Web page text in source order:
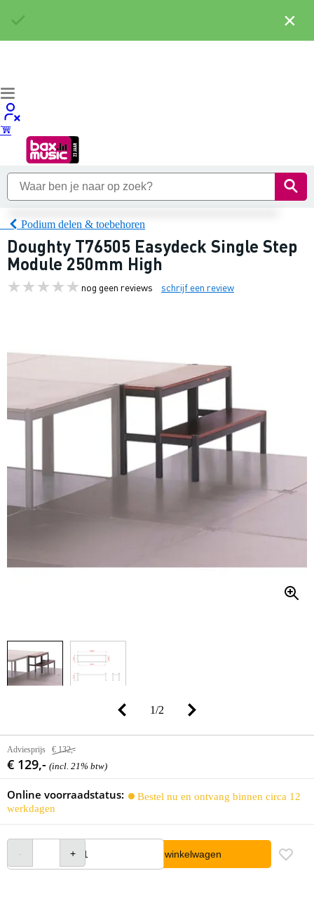
Podium delen & toebehoren
Doughty T76505 Easydeck Single Step
Module 250mm High
nog geen reviews schrijf een review
1/2
Adviesprijs € 132,-
€ 129,- (incl. 21% btw)
Online voorraadstatus:
Bestel nu en ontvang binnen circa 12
werkdagen
In winkelwagen
×